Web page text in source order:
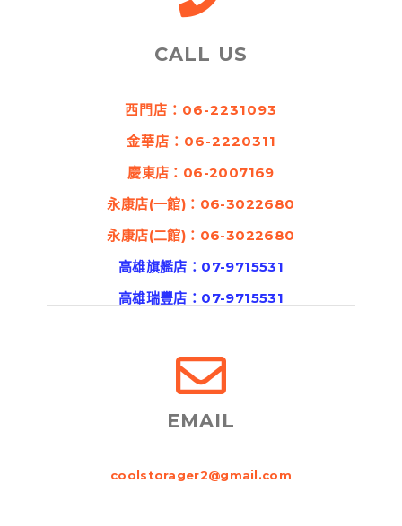
CALL US
西門店：06-2231093
金華店：06-2220311
慶東店：06-2007169
永康店(一館)：06-3022680
永康店(二館)：06-3022680
高雄旗艦店：07-9715531
高雄瑞豐店：07-9715531
EMAIL
coolstorager2@gmail.com